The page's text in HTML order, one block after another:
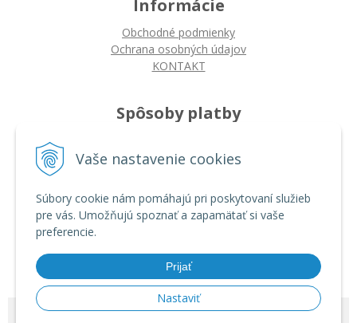
Vaše nastavenie cookies
Súbory cookie nám pomáhajú pri poskytovaní služieb
pre vás. Umožňujú spoznať a zapamätať si vaše
preferencie.
Prijať
Nastaviť
Informácie
Obchodné podmienky
Ochrana osobných údajov
KONTAKT
Spôsoby platby
Platba bankovým prevodom
Ako nakupovať
Autorizované servisy
© 2026 ARDIN •tvorba eshopu cez UNIobchod,webhostingspoločnosti